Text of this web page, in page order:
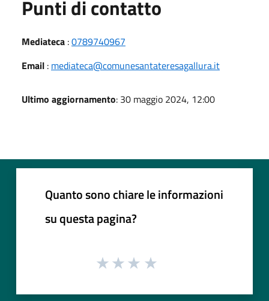
Punti di contatto
Mediateca :0789740967
Email : mediateca@comunesantateresagallura.it
Ultimo aggiornamento: 30 maggio 2024, 12:00
Quanto sono chiare le informazioni
su questa pagina?